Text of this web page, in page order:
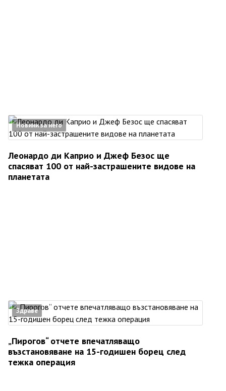
Новини за него
Леонардо ди Каприо и Джеф Безос ще
спасяват 100 от най-застрашените видове на
планетата
Здраве
„Пирогов“ отчете впечатляващо
възстановяване на 15-годишен борец след
тежка операция